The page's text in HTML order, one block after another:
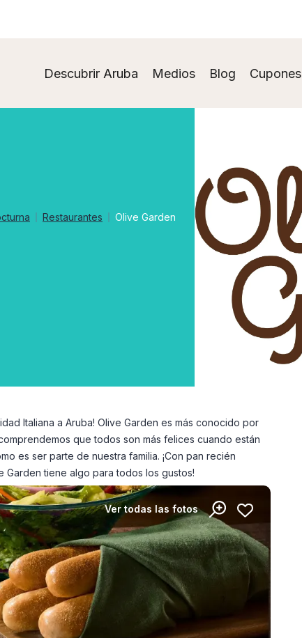
Descubrir Aruba Medios Blog Cupones
Restaurantes Olive Garden
Italiana a Aruba! Olive Garden es más conocido por
que todos son más felices cuando están
es ser parte de nuestra familia. ¡Con pan recién
Garden tiene algo para todos los gustos!
Ver todas las fotos